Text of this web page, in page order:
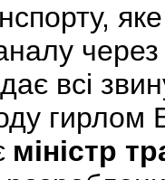
всі
гирлом
міністр